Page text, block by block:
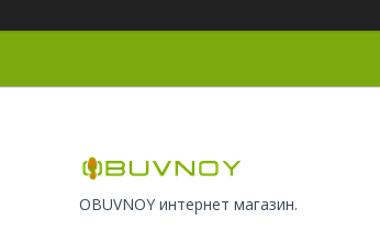
OBUVNOY интернет магазин.